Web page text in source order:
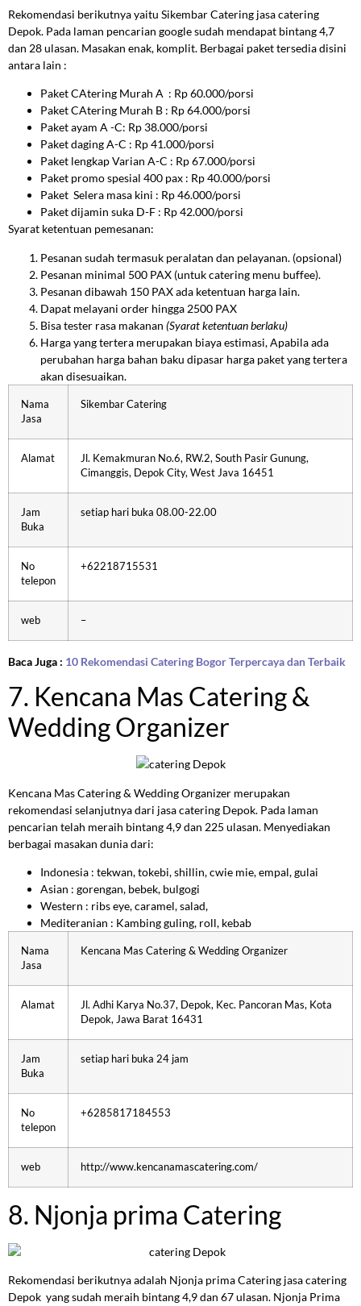
Rekomendasi berikutnya yaitu Sikembar Catering jasa catering
Depok. Pada laman pencarian google sudah mendapat bintang 4,7
dan 28 ulasan. Masakan enak, komplit. Berbagai paket tersedia disini
antara lain :
Paket CAtering Murah A : Rp 60.000/porsi
Paket CAtering Murah B : Rp 64.000/porsi
Paket ayam A -C: Rp 38.000/porsi
Paket daging A-C : Rp 41.000/porsi
Paket lengkap Varian A-C : Rp 67.000/porsi
Paket promo spesial 400 pax : Rp 40.000/porsi
Paket Selera masa kini : Rp 46.000/porsi
Paket dijamin suka D-F : Rp 42.000/porsi
Syarat ketentuan pemesanan:
Pesanan sudah termasuk peralatan dan pelayanan. (opsional)
Pesanan minimal 500 PAX (untuk catering menu buffee).
Pesanan dibawah 150 PAX ada ketentuan harga lain.
Dapat melayani order hingga 2500 PAX
Bisa tester rasa makanan (Syarat ketentuan berlaku)
Harga yang tertera merupakan biaya estimasi, Apabila ada
perubahan harga bahan baku dipasar harga paket yang tertera
akan disesuaikan.
Nama
Jasa
Sikembar Catering
Alamat
Jl. Kemakmuran No.6, RW.2, South Pasir Gunung,
Cimanggis, Depok City, West Java 16451
Jam
Buka
setiap hari buka 08.00-22.00
No
telepon
+62218715531
web –
Baca Juga : 10 Rekomendasi Catering Bogor Terpercaya dan Terbaik
7. Kencana Mas Catering &
Wedding Organizer
Kencana Mas Catering & Wedding Organizer merupakan
rekomendasi selanjutnya dari jasa catering Depok. Pada laman
pencarian telah meraih bintang 4,9 dan 225 ulasan. Menyediakan
berbagai masakan dunia dari:
Indonesia : tekwan, tokebi, shillin, cwie mie, empal, gulai
Asian : gorengan, bebek, bulgogi
Western : ribs eye, caramel, salad,
Mediteranian : Kambing guling, roll, kebab
Nama
Jasa
Kencana Mas Catering & Wedding Organizer
Alamat
Jl. Adhi Karya No.37, Depok, Kec. Pancoran Mas, Kota
Depok, Jawa Barat 16431
Jam
Buka
setiap hari buka 24 jam
No
telepon
+6285817184553
web http://www.kencanamascatering.com/
8. Njonja prima Catering
Rekomendasi berikutnya adalah Njonja prima Catering jasa catering
Depok yang sudah meraih bintang 4,9 dan 67 ulasan. Njonja Prima